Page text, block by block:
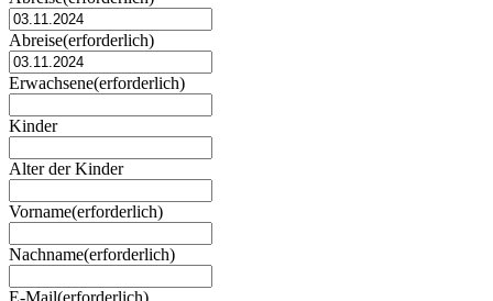
MM
Punkt
JJJJ
Punkt
MM
Punkt
JJJJ
Abreise(erforderlich)
Punkt
MM
Punkt
JJJJ
Erwachsene(erforderlich)
Kinder
Alter der Kinder
Vorname(erforderlich)
Nachname(erforderlich)
E-Mail(erforderlich)